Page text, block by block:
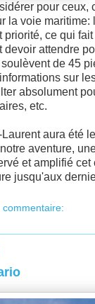
pour ceux,
la voie
priorité, ce qui
devoir attendre
de 45
sur
absolument
etc.
aura été
aventure,
et amplifié cet
jusqu'aux
commentaire: